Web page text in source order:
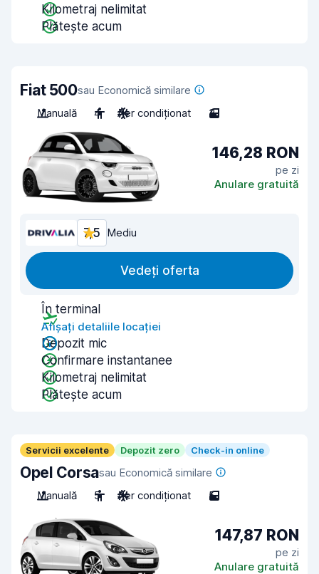
Kilometraj nelimitat
Plătește acum
Fiat 500sau Economică similare
Manuală
4 Aer condiționat 3
146,28 RON
pe zi
Anulare gratuită
7,5 Mediu
Vedeți oferta
În terminal
Afișați detaliile locației
Depozit mic
Confirmare instantanee
Kilometraj nelimitat
Plătește acum
Servicii excelente Depozit zero Check-in online
Opel Corsasau Economică similare
Manuală
5 Aer condiționat 5
147,87 RON
pe zi
Anulare gratuită